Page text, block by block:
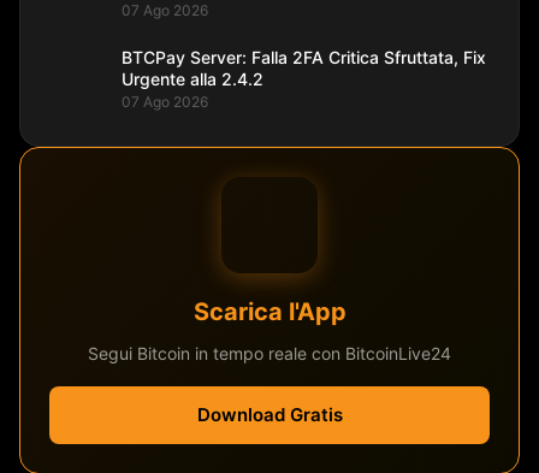
07 Ago 2026
BTCPay Server: Falla 2FA Critica Sfruttata, Fix
Urgente alla 2.4.2
07 Ago 2026
Scarica l'App
Segui Bitcoin in tempo reale con BitcoinLive24
Download Gratis